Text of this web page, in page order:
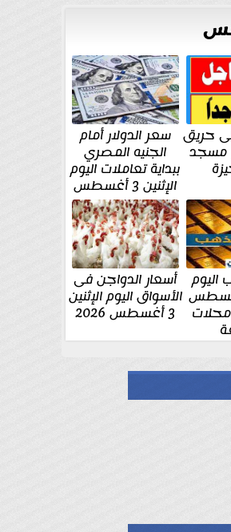
حريق
مسجد
سعر الدولار أمام
الجنيه المصري
ببداية تعاملات اليوم
الإثنين 3 أغسطس
اليوم
3 أغسطس
محلات
أسعار الدواجن فى
الأسواق اليوم الإثنين
3 أغسطس 2026